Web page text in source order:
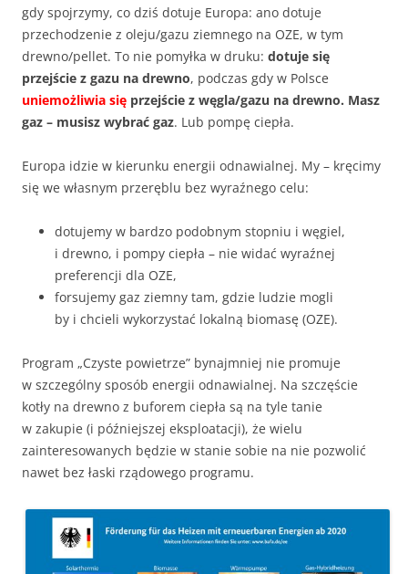
gdy spojrzymy, co dziś dotuje Europa: ano dotuje
przechodzenie z oleju/gazu ziemnego na OZE, w tym
drewno/pellet. To nie pomyłka w druku: dotuje się
przejście z gazu na drewno, podczas gdy w Polsce
uniemożliwia się przejście z węgla/gazu na drewno. Masz
gaz – musisz wybrać gaz. Lub pompę ciepła.
Europa idzie w kierunku energii odnawialnej. My – kręcimy
się we własnym przeręblu bez wyraźnego celu:
dotujemy w bardzo podobnym stopniu i węgiel,
i drewno, i pompy ciepła – nie widać wyraźnej
preferencji dla OZE,
forsujemy gaz ziemny tam, gdzie ludzie mogli
by i chcieli wykorzystać lokalną biomasę (OZE).
Program „Czyste powietrze” bynajmniej nie promuje
w szczególny sposób energii odnawialnej. Na szczęście
kotły na drewno z buforem ciepła są na tyle tanie
w zakupie (i późniejszej eksploatacji), że wielu
zainteresowanych będzie w stanie sobie na nie pozwolić
nawet bez łaski rządowego programu.